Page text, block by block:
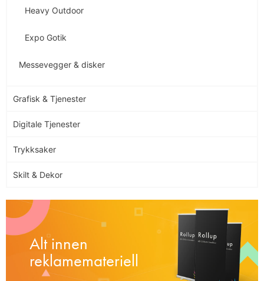
Heavy Outdoor
Expo Gotik
Messevegger & disker
Grafisk & Tjenester
Digitale Tjenester
Trykksaker
Skilt & Dekor
Alt innen
reklamemateriell